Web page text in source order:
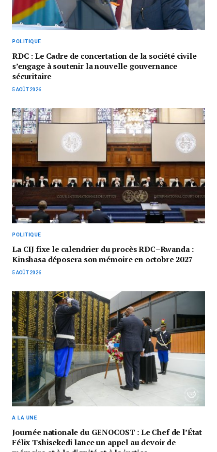
POLITIQUE
RDC : Le Cadre de concertation de la société civile
s’engage à soutenir la nouvelle gouvernance
sécuritaire
5 AOÛT 2026
POLITIQUE
La CIJ fixe le calendrier du procès RDC–Rwanda :
Kinshasa déposera son mémoire en octobre 2027
5 AOÛT 2026
A LA UNE
Journée nationale du GENOCOST : Le Chef de l’État
Félix Tshisekedi lance un appel au devoir de